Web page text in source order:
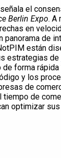
el
Berlin Expo. A
en
panorama de
están
estrategias de
de forma
y los
de
tiempo de
optimizar